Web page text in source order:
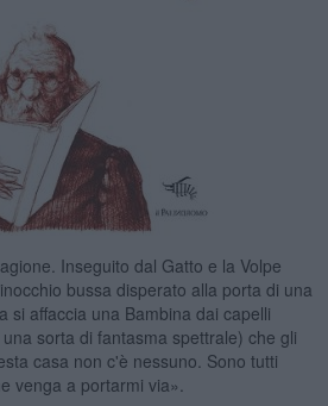
Inseguito dal Gatto e la Volpe
bussa disperato alla porta di una
si affaccia una Bambina dai capelli
sorta di fantasma spettrale) che gli
casa non c'è nessuno. Sono tutti
venga a portarmi via».